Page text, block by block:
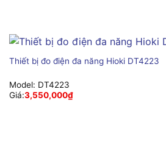
Thiết bị đo điện đa năng Hioki DT4223
Model: DT4223
Giá:3,550,000₫